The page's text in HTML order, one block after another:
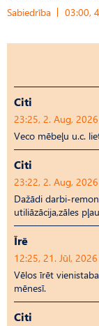
Sabiedrība 03:00,
Citi
23:25, 2. Aug, 2026
Veco mēbeļu u.c.
Citi
23:22, 2. Aug, 2026
Dažādi darbi-
utiliāzācija,zāles
Īrē
12:25, 21. Jūl, 2026
Vēlos īrēt
mēnesī.
Citi